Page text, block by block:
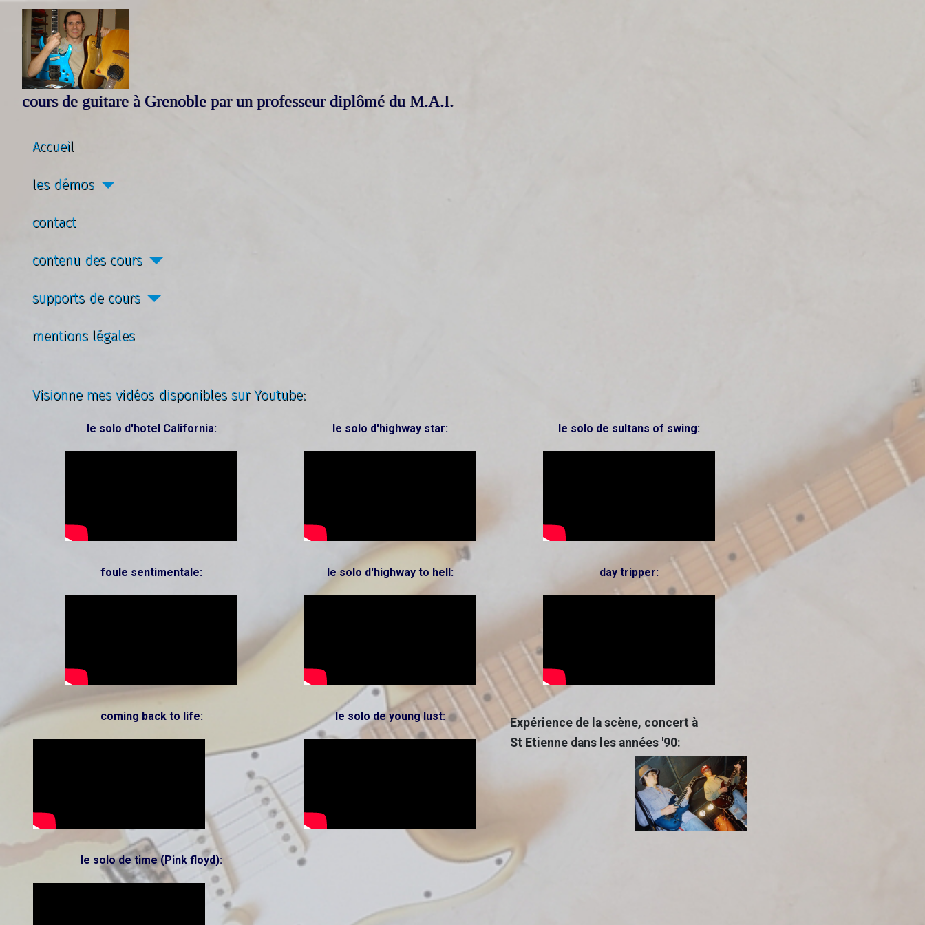
cours de guitare à Grenoble par un professeur diplômé du M.A.I.
Accueil
les démos
contact
contenu des cours
supports de cours
mentions légales
Visionne mes vidéos disponibles sur Youtube:
le solo d'hotel California: le solo d'highway star: le solo de sultans of swing:
foule sentimentale: le solo d'highway to hell: day tripper:
coming back to life: le solo de young lust:
Expérience de la scène, concert à
St Etienne dans les années '90:
le solo de time (Pink floyd):